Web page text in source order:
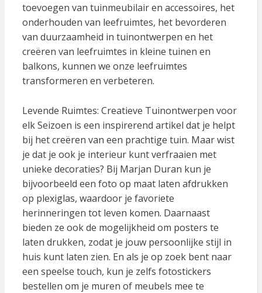
toevoegen van tuinmeubilair en accessoires, het
onderhouden van leefruimtes, het bevorderen
van duurzaamheid in tuinontwerpen en het
creëren van leefruimtes in kleine tuinen en
balkons, kunnen we onze leefruimtes
transformeren en verbeteren.
Levende Ruimtes: Creatieve Tuinontwerpen voor
elk Seizoen is een inspirerend artikel dat je helpt
bij het creëren van een prachtige tuin. Maar wist
je dat je ook je interieur kunt verfraaien met
unieke decoraties? Bij Marjan Duran kun je
bijvoorbeeld een foto op maat laten afdrukken
op plexiglas, waardoor je favoriete
herinneringen tot leven komen. Daarnaast
bieden ze ook de mogelijkheid om posters te
laten drukken, zodat je jouw persoonlijke stijl in
huis kunt laten zien. En als je op zoek bent naar
een speelse touch, kun je zelfs fotostickers
bestellen om je muren of meubels mee te